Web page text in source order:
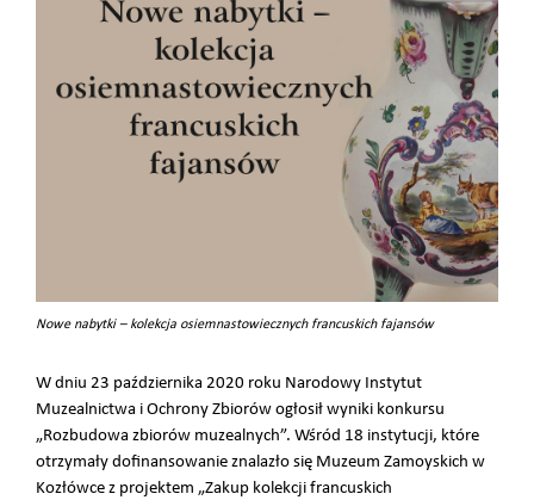
Nowe nabytki – kolekcja osiemnastowiecznych francuskich fajansów
W dniu 23 października 2020 roku Narodowy Instytut
Muzealnictwa i Ochrony Zbiorów ogłosił wyniki konkursu
„Rozbudowa zbiorów muzealnych”. Wśród 18 instytucji, które
otrzymały dofinansowanie znalazło się Muzeum Zamoyskich w
Kozłówce z projektem „Zakup kolekcji francuskich